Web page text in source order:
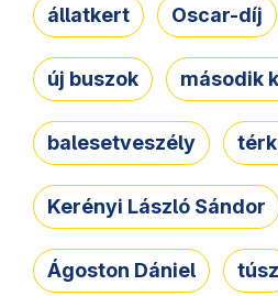
állatkert Oscar-díj
új buszok második
balesetveszély
Kerényi László Sándor
Ágoston Dániel túsz